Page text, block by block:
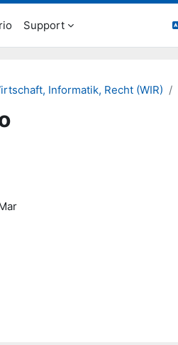
Support
Informatik, Recht (WIR)